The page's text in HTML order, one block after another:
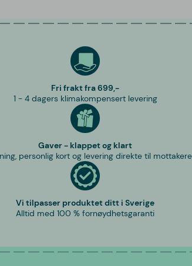
Fri frakt fra 699,-
1 - 4 dagers klimakompensert levering
Gaver - klappet og klart
personlig kort og levering direkte til
Vi tilpasser produktet ditt i Sverige
Alltid med 100 % fornøydhetsgaranti